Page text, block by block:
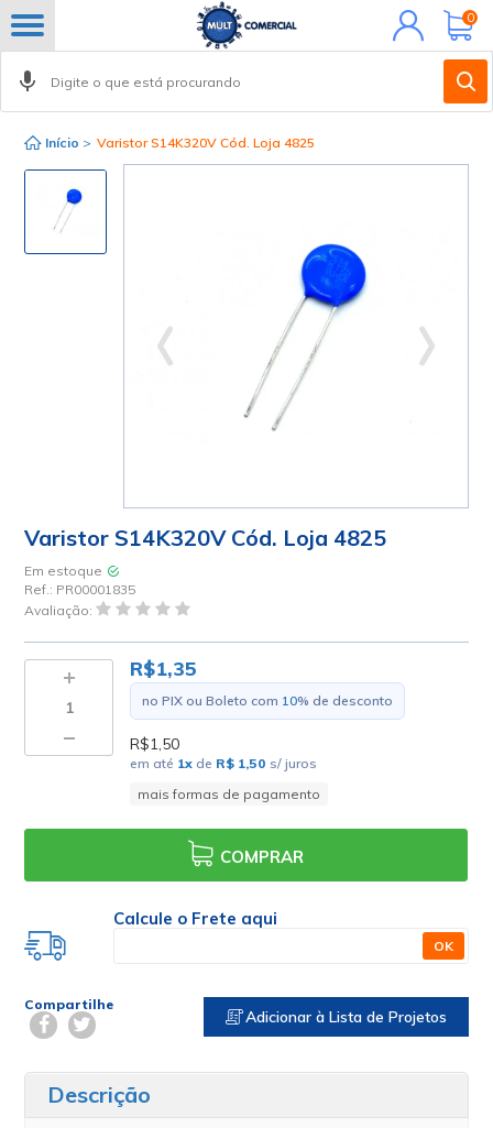
Minha
conta
0
Início > Varistor S14K320V Cód. Loja 4825
Varistor S14K320V Cód. Loja 4825
Em estoque
Ref.: PR00001835
Avaliação:
R$1,35
no PIX ou Boleto com 10% de desconto
R$1,50
em até 1x de R$ 1,50 s/ juros
mais formas de pagamento
COMPRAR
Calcule o Frete aqui
OK
Compartilhe
Adicionar à Lista de Projetos
Descrição